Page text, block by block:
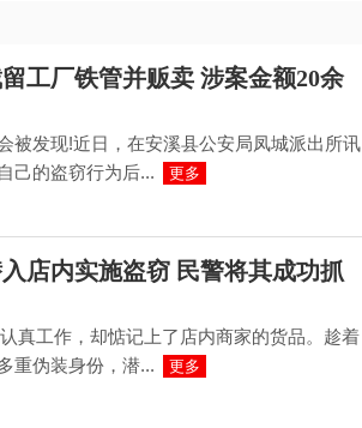
工厂铁管并贩卖 涉案金额20余
被发现!近日，在安溪县公安局凤城派出所讯
己的盗窃行为后...
更多
店内实施盗窃 民警将其成功抓
真工作，却惦记上了店内商家的货品。趁着
重伪装身份，潜...
更多